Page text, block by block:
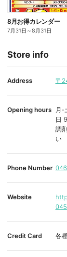
8月お得カレンダー
7月31日 ～8月31日
Store info
Address 〒
Opening hours
月-
日
調
い
Phone Number
Website
Credit Card 各